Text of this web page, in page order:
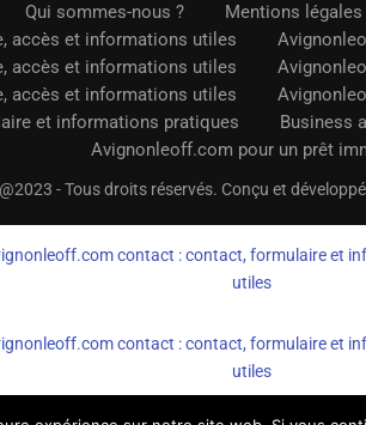
Qui sommes-nous ? Mentions légales
accès et informations utiles
accès et informations utiles
accès et informations utiles
et informations pratiques
Business
Avignonleoff.com pour un prêt
@2023 - Tous droits réservés. Conçu et
contact : contact, formulaire et
utiles
contact : contact, formulaire et
utiles